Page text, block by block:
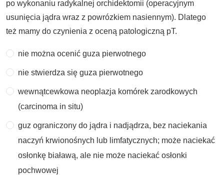
po wykonaniu radykalnej orchidektomii (operacyjnym
usunięcia jądra wraz z powrózkiem nasiennym). Dlatego
też mamy do czynienia z oceną patologiczną pT.
nie można ocenić guza pierwotnego
nie stwierdza się guza pierwotnego
wewnątcewkowa neoplazja komórek zarodkowych
(carcinoma in situ)
guz ograniczony do jądra i nadjądrza, bez naciekania
naczyń krwionośnych lub limfatycznych; może naciekać
osłonkę białawą, ale nie może naciekać osłonki
pochwowej